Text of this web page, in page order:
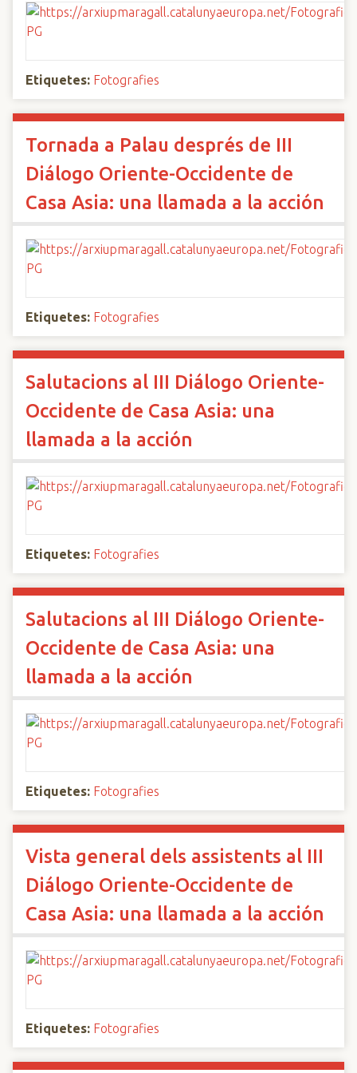
Etiquetes: Fotografies
Tornada a Palau després de III
Diálogo Oriente-Occidente de
Casa Asia: una llamada a la acción
Etiquetes: Fotografies
Salutacions al III Diálogo Oriente-
Occidente de Casa Asia: una
llamada a la acción
Etiquetes: Fotografies
Salutacions al III Diálogo Oriente-
Occidente de Casa Asia: una
llamada a la acción
Etiquetes: Fotografies
Vista general dels assistents al III
Diálogo Oriente-Occidente de
Casa Asia: una llamada a la acción
Etiquetes: Fotografies